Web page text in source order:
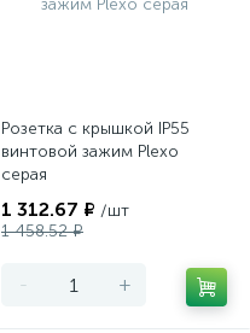
Розетка с крышкой IP55
винтовой зажим Plexo
серая
1 312.67 ₽ /шт
1 458.52 ₽
- +